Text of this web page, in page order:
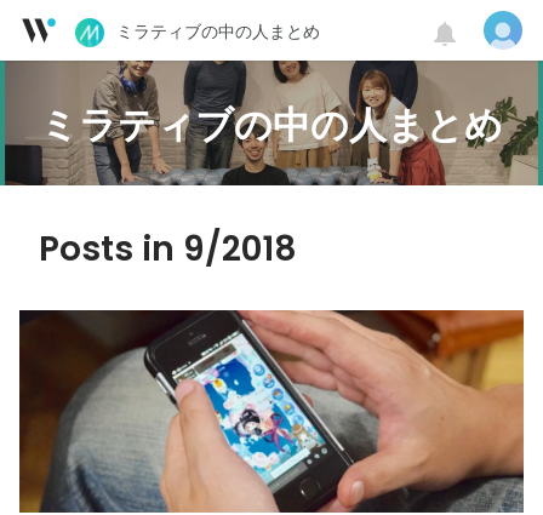
ミラティブの中の人まとめ
ミラティブの中の人まとめ
Posts in 9/2018